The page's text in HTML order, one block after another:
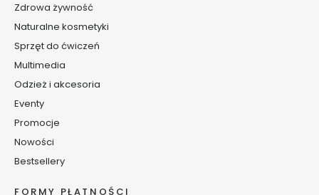
K
r
e
m
d
t
a
r
Zdrowa żywność
Naturalne kosmetyki
Sprzęt do ćwiczeń
Multimedia
Odzież i akcesoria
Eventy
Promocje
Nowości
Bestsellery
FORMY PŁATNOŚCI